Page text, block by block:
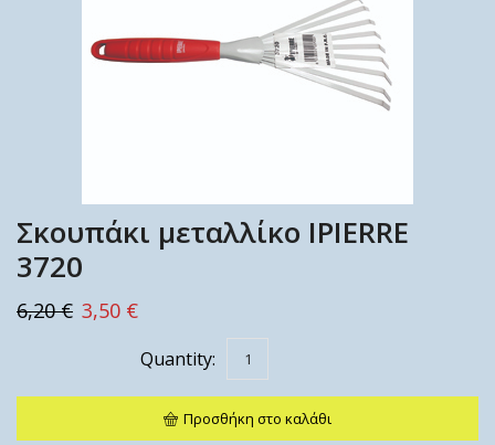
Σκουπάκι μεταλλίκο IPIERRE
3720
6,20€ 3,50 €
Προσθήκη στο καλάθι